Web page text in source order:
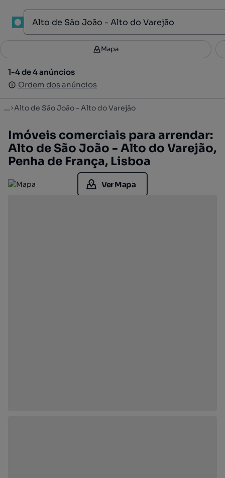
Filtros 3
1-4 de 4 anúncios
Ordem dos anúncios
Mapa
1-4 de 4 anúncios
Ordem dos anúncios
... Alto de São João - Alto do Varejão
Imóveis comerciais para arrendar:
Alto de São João - Alto do Varejão,
Penha de França, Lisboa
Ver Mapa